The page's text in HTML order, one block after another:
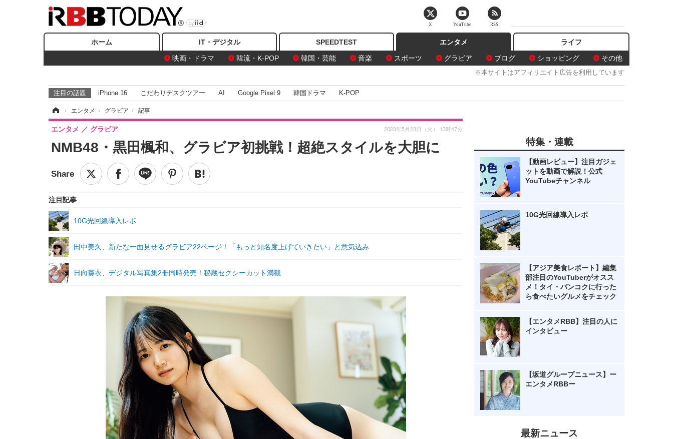
ホーム IT・デジタル SPEEDTEST
エンタメ
映画・ドラマ
韓流・K-POP 韓国・芸能 音楽 スポーツ グラビア ブログ ショッピング その他
ライフ
※本サイトはアフィリエイト広告を利用しています
注目の話題 iPhone 16 こだわりデスクツアー AI Google Pixel 9 韓国ドラマ K-POP
› エンタメ › グラビア › 記事
NMB48・黒田楓和、グラビア初挑戦！超絶スタイルを大胆に
エンタメ グラビア 2023年5月23日（火） 13時47分
注目記事
10G光回線導入レポ
田中美久、新たな一面見せるグラビア22ページ！「もっと知名度上げていきたい」と意気込み
日向葵衣、デジタル写真集2冊同時発売！秘蔵セクシーカット満載
特集・連載
【動画レビュー】注目ガジェ
ットを動画で解説！公式
YouTubeチャンネル
10G光回線導入レポ
【アジア美食レポート】編集
部注目のYouTuberがオスス
メ！タイ・バンコクに行った
ら食べたいグルメをチェック
【エンタメRBB】注目の人に
インタビュー
【坂道グループニュース】ー
エンタメRBBー
最新ニュース
X YouTube RSS